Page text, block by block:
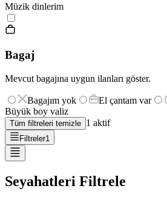
Müzik dinlerim
Bagaj
Mevcut bagajına uygun ilanları göster.
Bagajım yok El çantam var
Büyük boy valiz
Tüm filtreleri temizle 1 aktif
Filtreler1
Seyahatleri Filtrele